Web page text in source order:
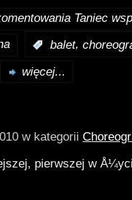
Taniec
balet,
więcej...
w kategorii
pierwszej w